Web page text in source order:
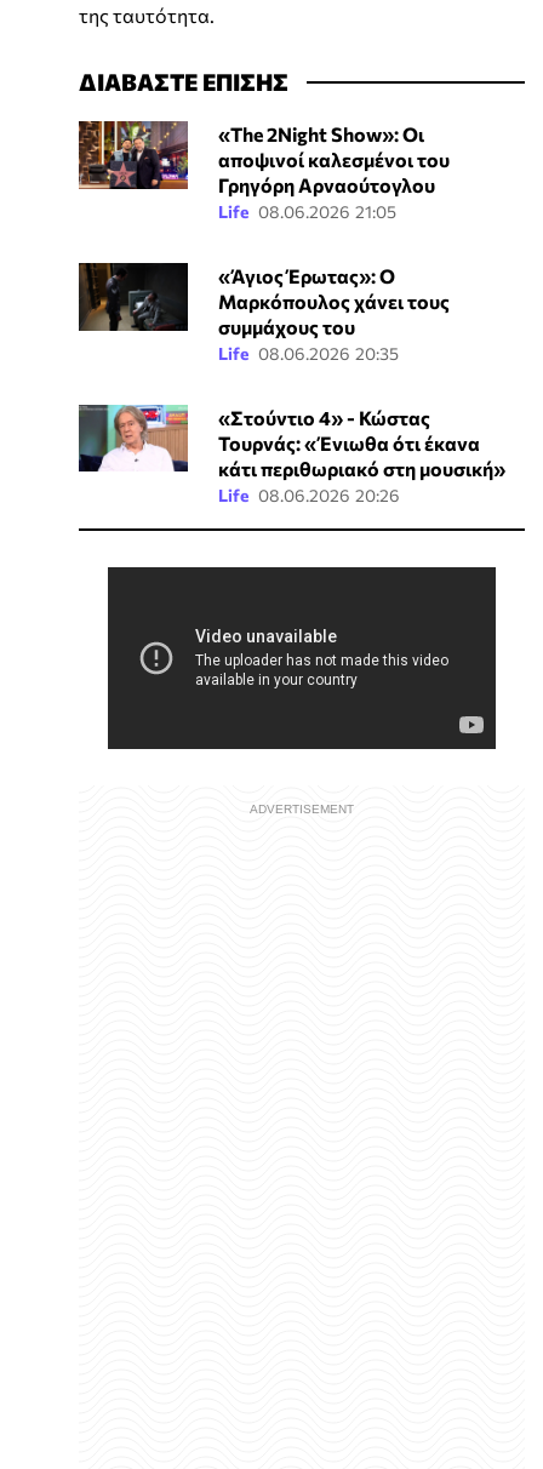
της ταυτότητα.
ΔΙΑΒΑΣΤΕ ΕΠΙΣΗΣ
«The 2Night Show»: Οι
αποψινοί καλεσμένοι του
Γρηγόρη Αρναούτογλου
Life 08.06.2026 21:05
«Άγιος Έρωτας»: Ο
Μαρκόπουλος χάνει τους
συμμάχους του
Life 08.06.2026 20:35
«Στούντιο 4» - Κώστας
Τουρνάς: «Ένιωθα ότι έκανα
κάτι περιθωριακό στη μουσική»
Life 08.06.2026 20:26